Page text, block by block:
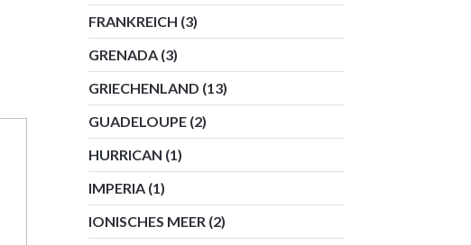
FRANKREICH (3)
GRENADA (3)
GRIECHENLAND (13)
GUADELOUPE (2)
HURRICAN (1)
IMPERIA (1)
IONISCHES MEER (2)